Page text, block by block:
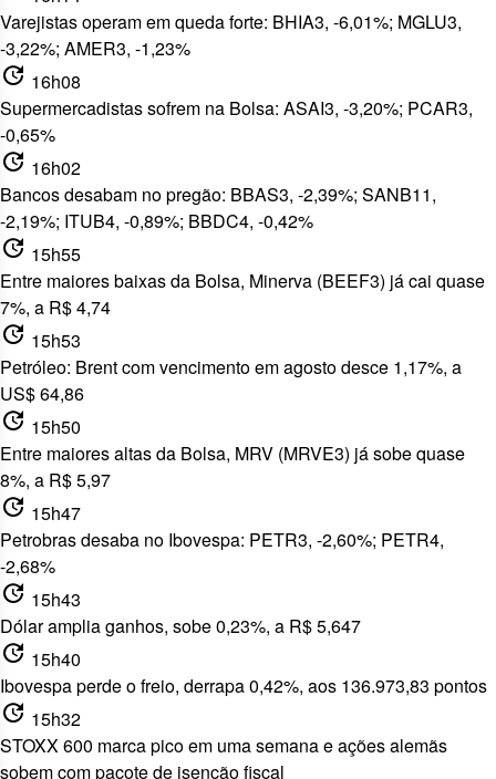
Varejistas operam em queda forte: BHIA3, -6,01%; MGLU3,
-3,22%; AMER3, -1,23%
update 16h08
Supermercadistas sofrem na Bolsa: ASAI3, -3,20%; PCAR3,
-0,65%
update 16h02
Bancos desabam no pregão: BBAS3, -2,39%; SANB11,
-2,19%; ITUB4, -0,89%; BBDC4, -0,42%
update 15h55
Entre maiores baixas da Bolsa, Minerva (BEEF3) já cai quase
7%, a R$ 4,74
update 15h53
Petróleo: Brent com vencimento em agosto desce 1,17%, a
US$ 64,86
update 15h50
Entre maiores altas da Bolsa, MRV (MRVE3) já sobe quase
8%, a R$ 5,97
update 15h47
Petrobras desaba no Ibovespa: PETR3, -2,60%; PETR4,
-2,68%
update 15h43
Dólar amplia ganhos, sobe 0,23%, a R$ 5,647
update 15h40
Ibovespa perde o freio, derrapa 0,42%, aos 136.973,83 pontos
update 15h32
STOXX 600 marca pico em uma semana e ações alemãs
sobem com pacote de isenção fiscal